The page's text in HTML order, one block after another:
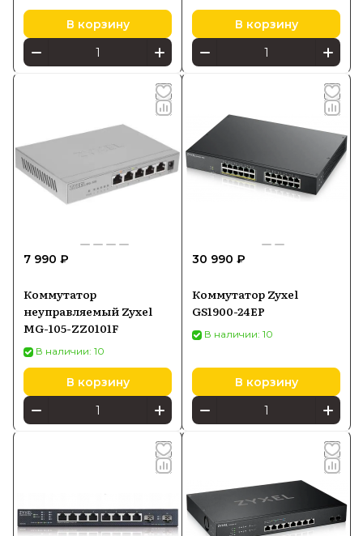
В корзину В корзину
7 990 ₽
Коммутатор
неуправляемый Zyxel
MG-105-ZZ0101F
В наличии: 10
В корзину
30 990 ₽
Коммутатор Zyxel
GS1900-24EP
В наличии: 10
В корзину